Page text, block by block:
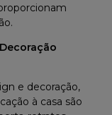
e decoração,
à casa são